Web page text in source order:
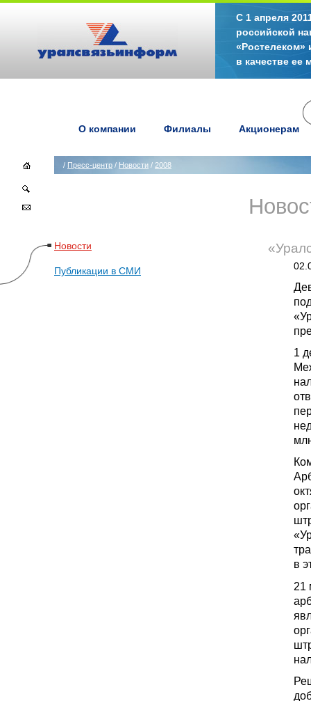
С 1 апреля
российской
«Ростелеком»
в качестве ее
О компании Филиалы Акционерам
/ Пресс-центр / Новости / 2008
Новости
Публикации в СМИ
1
в
21